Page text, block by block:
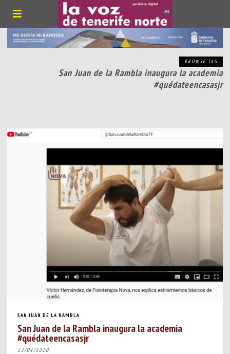
BROWSE TAG
San Juan de la Rambla inaugura la academia
#quédateencasasjr
SAN JUAN DE LA RAMBLA
San Juan de la Rambla inaugura la academia
#quédateencasasjr
22/04/2020